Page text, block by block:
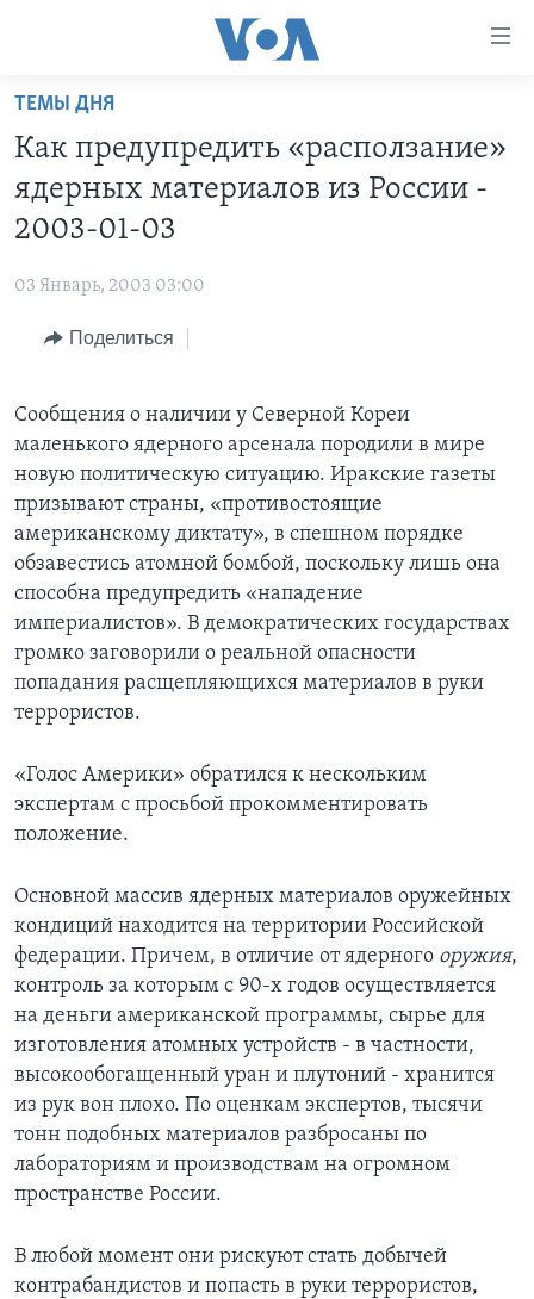
Перейти
основной
контент
Перейти
основной
навигации
Перейти
ПРОГРАММЫ
ИТОГИ
ПОЧЕМУ ЭТО ВАЖНО?
ДЕТАЛИ
НЬЮ-ЙОРК NEW YORK
АМЕРИКА. БОЛЬШОЕ ПУТЕШЕСТВИЕ
ПРОЕКТЫ
НАША АМЕРИКАНСКАЯ ИСТОРИЯ
А КАК В АМЕРИКЕ?
АМЕРИКАНСКИЕ ГОРОДКИ
ТЕСТЫ
ИНТЕРВЬЮ
ФАКТЫ ПРОТИВ ФЕЙКОВ
УЧИМ АНГЛИЙСКИЙ
ВИДЕО
ПОДПИСКА НА НОВОСТИ
Learning English
СОЦИАЛЬНЫЕ СЕТИ
ТЕМЫ ДНЯ
Как предупредить «расползание»
ядерных материалов из России -
2003-01-03
03 Январь, 2003 03:00
Поделиться
Сообщения о наличии у Северной Кореи
маленького ядерного арсенала породили в мире
новую политическую ситуацию. Иракские газеты
призывают страны, «противостоящие
американскому диктату», в спешном порядке
обзавестись атомной бомбой, поскольку лишь она
способна предупредить «нападение
империалистов». В демократических государствах
громко заговорили о реальной опасности
попадания расщепляющихся материалов в руки
террористов.
«Голос Америки» обратился к нескольким
экспертам с просьбой прокомментировать
положение.
Основной массив ядерных материалов оружейных
кондиций находится на территории Российской
федерации. Причем, в отличие от ядерного оружия,
контроль за которым с 90-х годов осуществляется
на деньги американской программы, сырье для
изготовления атомных устройств - в частности,
высокообогащенный уран и плутоний - хранится
из рук вон плохо. По оценкам экспертов, тысячи
тонн подобных материалов разбросаны по
лабораториям и производствам на огромном
пространстве России.
В любой момент они рискуют стать добычей
контрабандистов и попасть в руки террористов,